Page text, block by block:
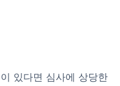
이 있다면 심사에 상당한